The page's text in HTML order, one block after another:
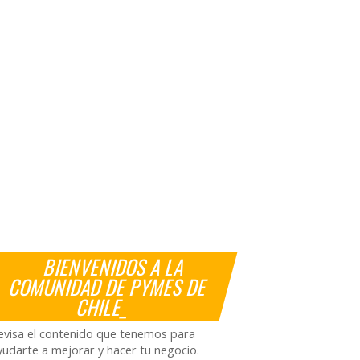
BIENVENIDOS A LA
COMUNIDAD DE PYMES DE
CHILE_
el contenido que tenemos para
a mejorar y hacer tu negocio.